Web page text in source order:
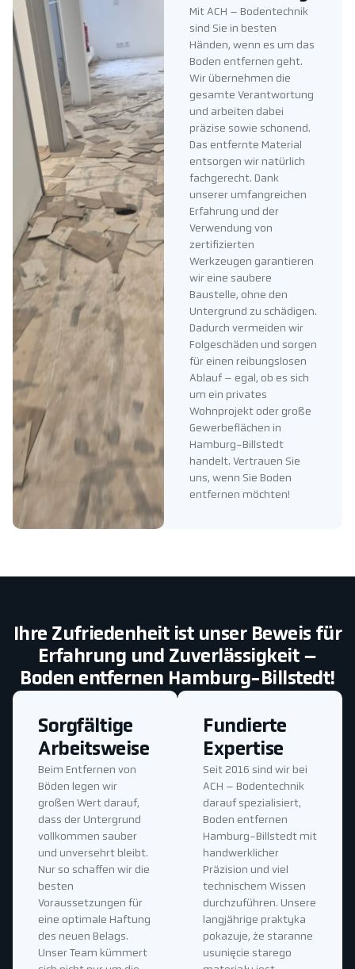
Mit ACH – Bodentechnik
sind Sie in besten
Händen, wenn es um das
Boden entfernen geht.
Wir übernehmen die
gesamte Verantwortung
und arbeiten dabei
präzise sowie schonend.
Das entfernte Material
entsorgen wir natürlich
fachgerecht. Dank
unserer umfangreichen
Erfahrung und der
Verwendung von
zertifizierten
Werkzeugen garantieren
wir eine saubere
Baustelle, ohne den
Untergrund zu schädigen.
Dadurch vermeiden wir
Folgeschäden und sorgen
für einen reibungslosen
Ablauf – egal, ob es sich
um ein privates
Wohnprojekt oder große
Gewerbeflächen in
Hamburg-Billstedt
handelt. Vertrauen Sie
uns, wenn Sie Boden
entfernen möchten!
Ihre Zufriedenheit ist unser Beweis für
Erfahrung und Zuverlässigkeit –
Boden entfernen Hamburg-Billstedt!
Fundierte
Expertise
Seit 2016 sind wir bei
ACH – Bodentechnik
darauf spezialisiert,
Boden entfernen
Hamburg-Billstedt mit
handwerklicher
Präzision und viel
technischem Wissen
durchzuführen. Unsere
langjährige praktyka
pokazuje, że staranne
usunięcie starego
Sorgfältige
Arbeitsweise
Beim Entfernen von
Böden legen wir
großen Wert darauf,
dass der Untergrund
vollkommen sauber
und unversehrt bleibt.
Nur so schaffen wir die
besten
Voraussetzungen für
eine optimale Haftung
des neuen Belags.
Unser Team kümmert